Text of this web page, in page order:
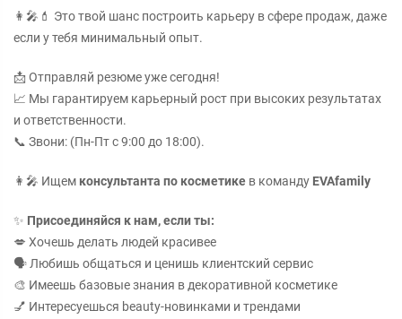
👩‍🎤💄 Это твой шанс построить карьеру в сфере продаж, даже
если у тебя минимальный опыт.
📩 Отправляй резюме уже сегодня!
📈 Мы гарантируем карьерный рост при высоких результатах
и ответственности.
📞 Звони: (Пн-Пт с 9:00 до 18:00).
👩‍🎤 Ищем консультанта по косметике в команду EVAfamily
✨ Присоединяйся к нам, если ты:
💋 Хочешь делать людей красивее
🗣️ Любишь общаться и ценишь клиентский сервис
🎨 Имеешь базовые знания в декоративной косметике
💅 Интересуешься beauty-новинками и трендами